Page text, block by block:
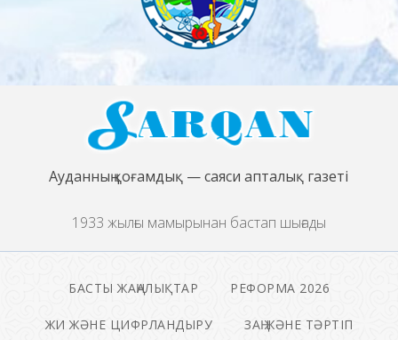
Ауданның қоғамдық — саяси апталық газеті
1933 жылғы мамырынан бастап шығады
БАСТЫ ЖАҢАЛЫҚТАР РЕФОРМА 2026
ЖИ ЖӘНЕ ЦИФРЛАНДЫРУ ЗАҢ ЖӘНЕ ТӘРТІП